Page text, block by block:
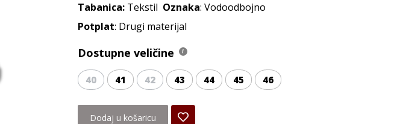
Tabanica:Tekstil Oznaka: Vodoodbojno
Potplat: Drugi materijal
Dostupne veličine
40 41 42 43 44 45 46
Dodaj u košaricu